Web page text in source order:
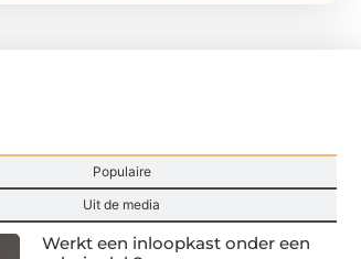
Populaire
Uit de media
Werkt een inloopkast onder een